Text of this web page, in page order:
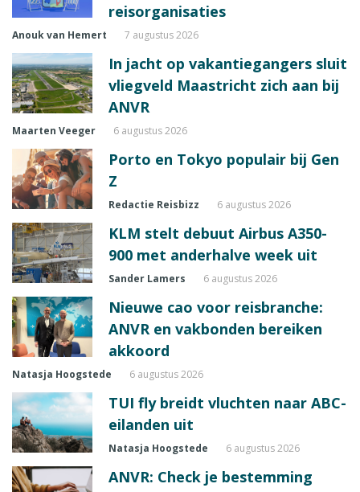
reisorganisaties
Anouk van Hemert 7 augustus 2026
In jacht op vakantiegangers sluit
vliegveld Maastricht zich aan bij
ANVR
Maarten Veeger 6 augustus 2026
Porto en Tokyo populair bij Gen
Z
Redactie Reisbizz 6 augustus 2026
KLM stelt debuut Airbus A350-
900 met anderhalve week uit
Sander Lamers 6 augustus 2026
Nieuwe cao voor reisbranche:
ANVR en vakbonden bereiken
akkoord
Natasja Hoogstede 6 augustus 2026
TUI fly breidt vluchten naar ABC-
eilanden uit
Natasja Hoogstede 6 augustus 2026
ANVR: Check je bestemming